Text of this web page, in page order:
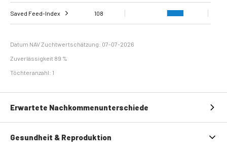
Tägliche Zunahmen 90
Schlachtkörperklass
ifizierung
82
Saved Feed-Index 108
Datum NAV Zuchtwertschätzung: 07-07-2026
Zuverlässigkeit 89 %
Töchteranzahl: 1
Erwartete Nachkommenunterschiede
Gesundheit & Reproduktion